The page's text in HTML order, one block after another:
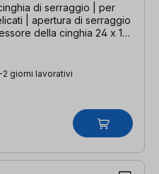
di serraggio | per
| apertura di serraggio
della cinghia 24 x 1
2 giorni lavorativi